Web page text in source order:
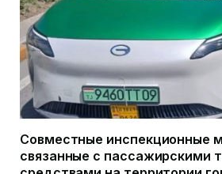
Совместные инспекционные
связанные с пассажирскими